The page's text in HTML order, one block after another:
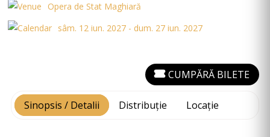
Opera de Stat Maghiară
sâm. 12 iun. 2027 - dum. 27 iun. 2027
Sinopsis / Detalii Distribuție Locație
CUMPĂRĂ BILETE